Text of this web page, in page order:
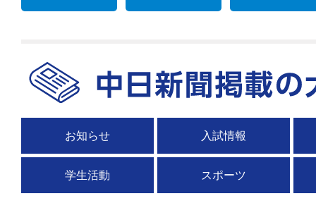
お知らせ 入試情報
学生活動 スポーツ